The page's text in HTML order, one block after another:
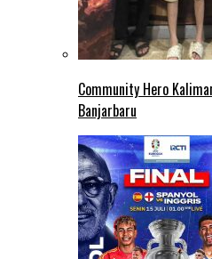
Community Hero
Banjarbaru